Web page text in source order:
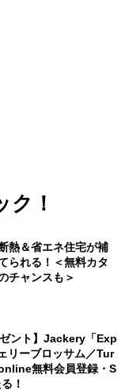
ク！
熱＆省エネ住宅が補
られる！＜無料カタ
チャンスも＞
ゼント】Jackery「Exp
リーブロッサム／Tur
無料会員登録・S
！